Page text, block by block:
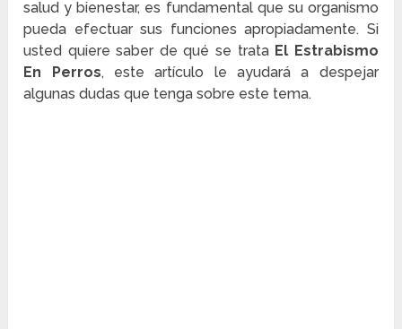
salud y bienestar, es fundamental que su organismo
pueda efectuar sus funciones apropiadamente. Si
usted quiere saber de qué se trata El Estrabismo
En Perros, este artículo le ayudará a despejar
algunas dudas que tenga sobre este tema.